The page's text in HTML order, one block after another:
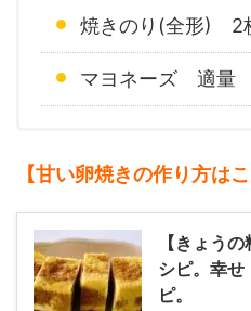
焼きのり(全形) 2
マヨネーズ 適量
【甘い卵焼きの作り方はこ
【きょう
シピ。幸せ
ピ。